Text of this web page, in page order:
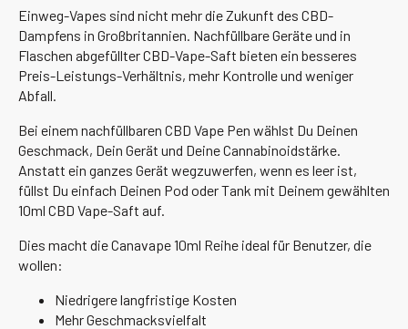
Einweg-Vapes sind nicht mehr die Zukunft des CBD-
Dampfens in Großbritannien. Nachfüllbare Geräte und in
Flaschen abgefüllter CBD-Vape-Saft bieten ein besseres
Preis-Leistungs-Verhältnis, mehr Kontrolle und weniger
Abfall.
Bei einem nachfüllbaren CBD Vape Pen wählst Du Deinen
Geschmack, Dein Gerät und Deine Cannabinoidstärke.
Anstatt ein ganzes Gerät wegzuwerfen, wenn es leer ist,
füllst Du einfach Deinen Pod oder Tank mit Deinem gewählten
10ml CBD Vape-Saft auf.
Dies macht die Canavape 10ml Reihe ideal für Benutzer, die
wollen:
Niedrigere langfristige Kosten
Mehr Geschmacksvielfalt